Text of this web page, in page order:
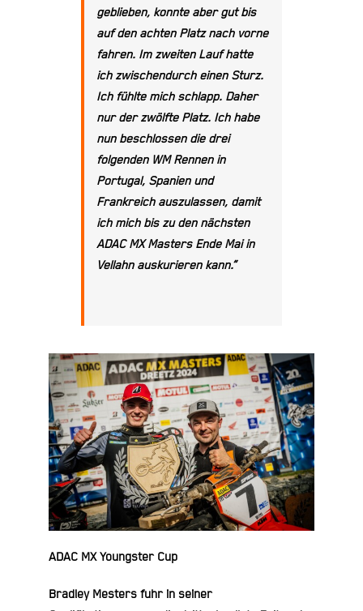
geblieben, konnte aber gut bis
auf den achten Platz nach vorne
fahren. Im zweiten Lauf hatte
ich zwischendurch einen Sturz.
Ich fühlte mich schlapp. Daher
nur der zwölfte Platz. Ich habe
nun beschlossen die drei
folgenden WM Rennen in
Portugal, Spanien und
Frankreich auszulassen, damit
ich mich bis zu den nächsten
ADAC MX Masters Ende Mai in
Vellahn auskurieren kann.“
ADAC MX Youngster Cup
Bradley Mesters fuhr in seiner